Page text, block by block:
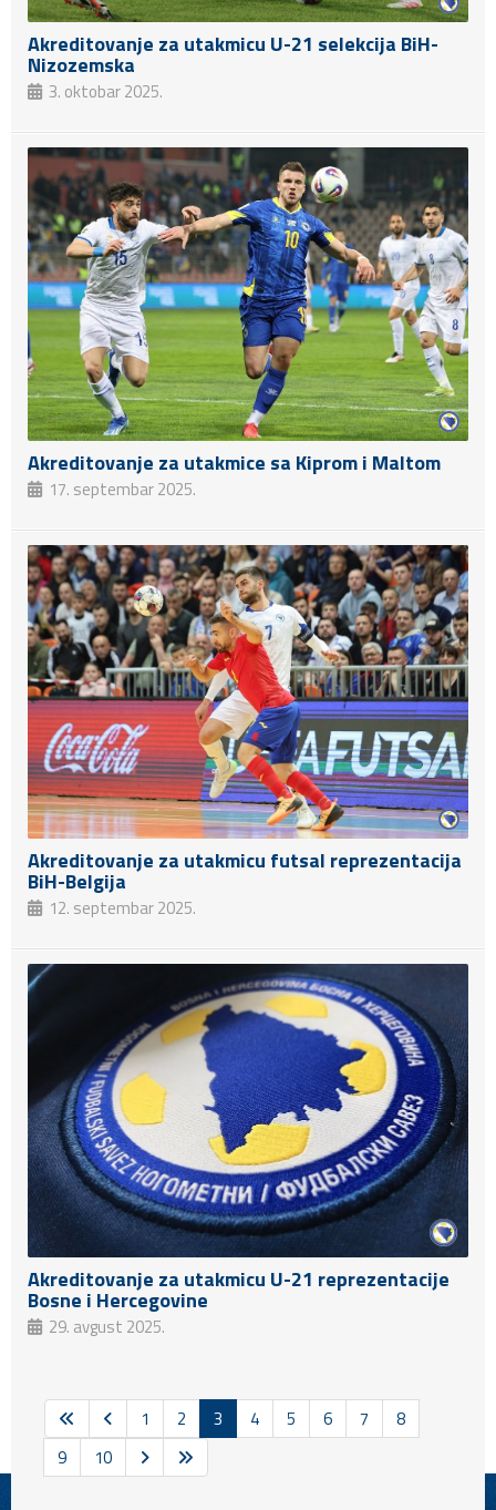
Akreditovanje za utakmicu U-21 selekcija BiH-
Nizozemska
3. oktobar 2025.
Akreditovanje za utakmice sa Kiprom i Maltom
17. septembar 2025.
Akreditovanje za utakmicu futsal reprezentacija
BiH-Belgija
12. septembar 2025.
Akreditovanje za utakmicu U-21 reprezentacije
Bosne i Hercegovine
29. avgust 2025.
1 2 3 4 5 6 7
8
9
10